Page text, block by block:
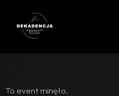
To event minęło.